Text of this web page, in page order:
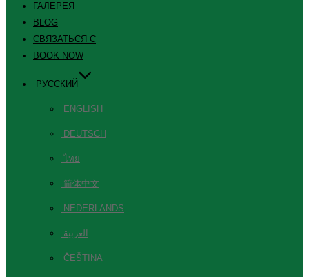
ГАЛЕРЕЯ
BLOG
СВЯЗАТЬСЯ С
BOOK NOW
РУССКИЙ
ENGLISH
DEUTSCH
ไทย
简体中文
NEDERLANDS
العربية
ČEŠTINA